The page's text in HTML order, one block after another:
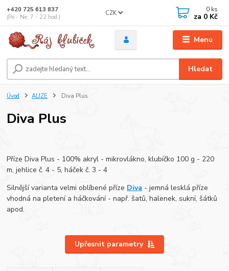
Menu
CZK
Hledat
+420 725 613 837
(Po - Ne, 7 - 22 hod.)
0 ks
za 0 Kč
Úvod ALIZE Diva Plus
Diva Plus
Příze Diva Plus - 100% akryl - mikrovlákno, klubíčko 100 g - 220
m, jehlice č. 4 - 5, háček č. 3 - 4
Silnější varianta velmi oblíbené příze Diva - jemná lesklá příze
vhodná na pletení a háčkování - např. šatů, halenek, sukní, šátků
apod.
Upřesnit parametry